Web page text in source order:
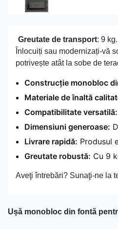
Greutate de transport: 9 kg.
Înlocuiți sau modernizați-vă
potrivește atât la sobe de
Construcție monobloc
Materiale de înaltă
Compatibilitate versatilă:
Dimensiuni generoase:
Livrare rapidă: Produsul
Greutate robustă: Cu 9
Aveţi întrebări? Sunaţi-ne la
Ușă monobloc din fontă